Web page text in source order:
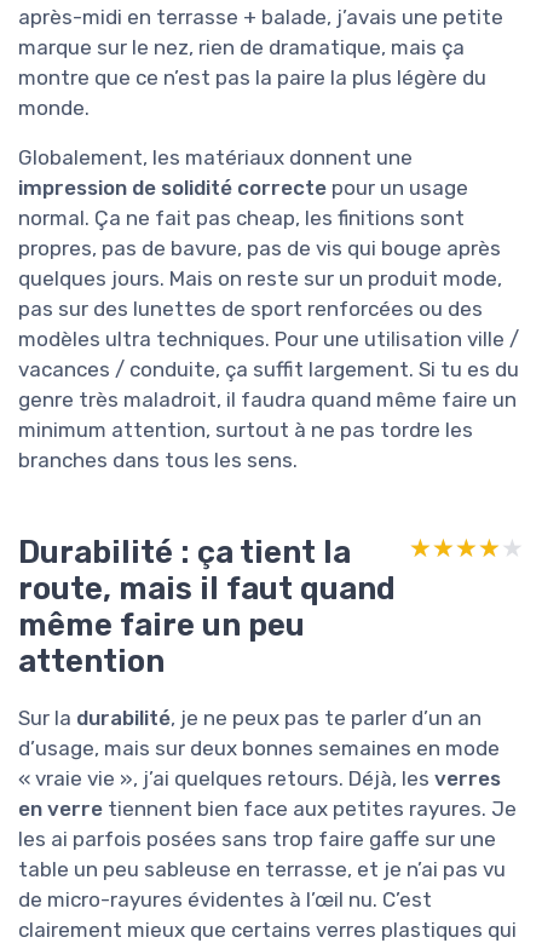
après-midi en terrasse + balade, j’avais une petite
marque sur le nez, rien de dramatique, mais ça
montre que ce n’est pas la paire la plus légère du
monde.
Globalement, les matériaux donnent une
impression de solidité correcte pour un usage
normal. Ça ne fait pas cheap, les finitions sont
propres, pas de bavure, pas de vis qui bouge après
quelques jours. Mais on reste sur un produit mode,
pas sur des lunettes de sport renforcées ou des
modèles ultra techniques. Pour une utilisation ville /
vacances / conduite, ça suffit largement. Si tu es du
genre très maladroit, il faudra quand même faire un
minimum attention, surtout à ne pas tordre les
branches dans tous les sens.
Durabilité : ça tient la
route, mais il faut quand
même faire un peu
attention
★★★★★
★★★★★
Sur la durabilité, je ne peux pas te parler d’un an
d’usage, mais sur deux bonnes semaines en mode
« vraie vie », j’ai quelques retours. Déjà, les verres
en verre tiennent bien face aux petites rayures. Je
les ai parfois posées sans trop faire gaffe sur une
table un peu sableuse en terrasse, et je n’ai pas vu
de micro-rayures évidentes à l’œil nu. C’est
clairement mieux que certains verres plastiques qui